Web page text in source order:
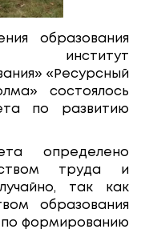
образования
институт
«Ресурсный
состоялось
по развитию
определено
труда и
так как
образования
формированию